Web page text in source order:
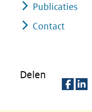
Publicaties
Contact
Delen